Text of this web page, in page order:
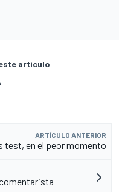
artículo
ARTÍCULO ANTERIOR
test, en el peor momento